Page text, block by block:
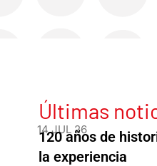
Últimas
14 JUL 26
120 años de
la experiencia